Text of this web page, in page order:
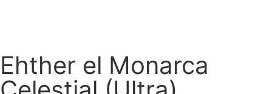
Ehther el Monarca